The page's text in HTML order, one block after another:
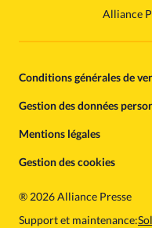
Alliance
Conditions générales de
Gestion des données
Mentions légales
Gestion des cookies
®2026 Alliance Presse
Support et maintenance: